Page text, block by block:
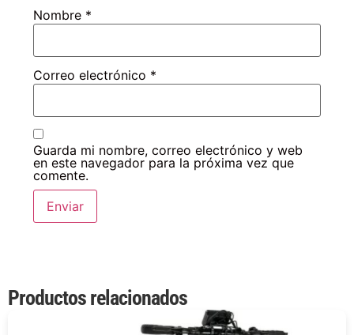
Nombre *
Correo electrónico *
Guarda mi nombre, correo electrónico y web
en este navegador para la próxima vez que
comente.
Productos relacionados